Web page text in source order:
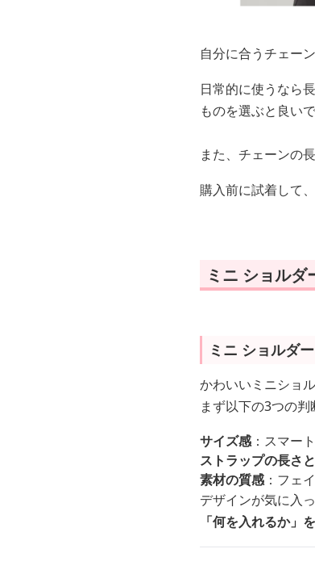
自分に合うチェー
日常的に使うなら
ものを選ぶと良いで
また、チェーンの
購入前に試着して
ミニ ショル
ミニ ショルダ
かわいいミニショ
まず以下の3つの判
サイズ感：スマー
ストラップの長さ
素材の質感：フェ
デザインが気に入
「何を入れるか」